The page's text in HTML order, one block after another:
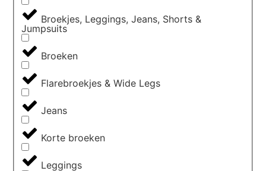
Broekjes, Leggings, Jeans, Shorts &
Jumpsuits
Broeken
Flarebroekjes & Wide Legs
Jeans
Korte broeken
Leggings